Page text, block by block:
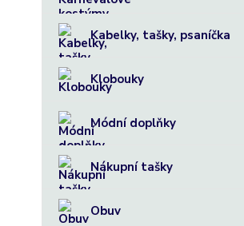
Kabelky, tašky, psaníčka
Klobouky
Módní doplňky
Nákupní tašky
Obuv